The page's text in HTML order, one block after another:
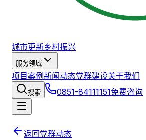
城市更新乡村振兴
服务领域
项目案例 新闻动态党群建设关于我们
搜索 0851-84111151免费咨询
返回党群动态